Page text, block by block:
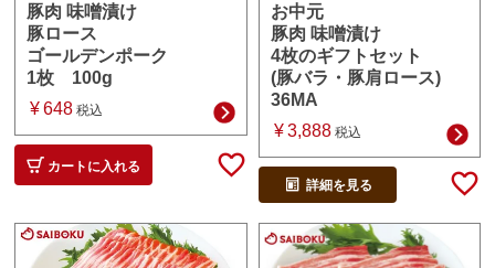
豚肉 味噌漬け
豚ロース
ゴールデンポーク
1枚 100g
¥ 648 税込
カートに入れる
お中元
豚肉 味噌漬け
4枚のギフトセット
(豚バラ・豚肩ロース)
36MA
¥3,888 税込
詳細を見る